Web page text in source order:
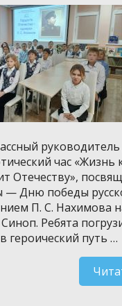
руководитель
час «Жизнь
Отечеству»,
— Дню победы
П. С. Нахимова
Ребята
героический путь …